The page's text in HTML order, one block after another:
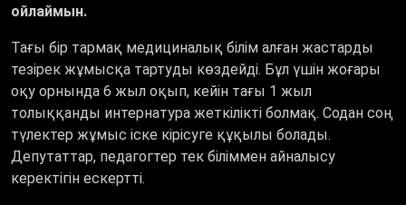
ойлаймын.
Тағы бір тармақ медициналық білім алған жастарды
тезірек жұмысқа тартуды көздейді. Бұл үшін жоғары
оқу орнында 6 жыл оқып, кейін тағы 1 жыл
толыққанды интернатура жеткілікті болмақ. Содан соң
түлектер жұмыс іске кірісуге құқылы болады.
Депутаттар, педагогтер тек біліммен айналысу
керектігін ескертті.